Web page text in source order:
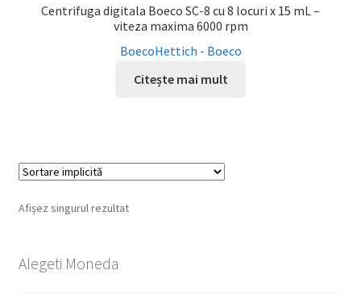
Centrifuga digitala Boeco SC-8 cu 8 locuri x 15 mL –
viteza maxima 6000 rpm
BoecoHettich - Boeco
Citește mai mult
Afișez singurul rezultat
Alegeti Moneda